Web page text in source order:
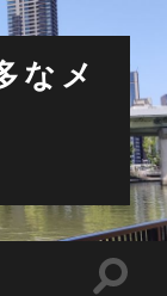
なメ
検